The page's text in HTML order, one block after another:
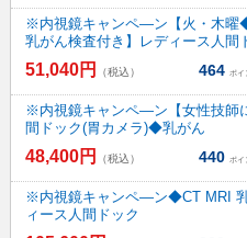
※内視鏡キャンペ―ン【火・木曜
乳がん検査付き】レディース人間
51,040円 （税込） 464 ポイ
※内視鏡キャンペ―ン【女性技師
間ドック(胃カメラ)◆乳がん
48,400円 （税込） 440 ポイ
※内視鏡キャンペ―ン◆CT MRI
ィース人間ドック